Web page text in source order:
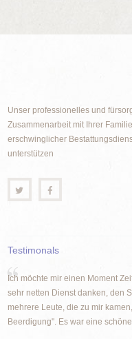
Unser professionelles und
Zusammenarbeit mit Ihrer
erschwinglicher
unterstützen
Testimonals
Ich möchte mir einen Moment
sehr netten Dienst danken, den
mehrere Leute, die zu mir
Beerdigung". Es war eine